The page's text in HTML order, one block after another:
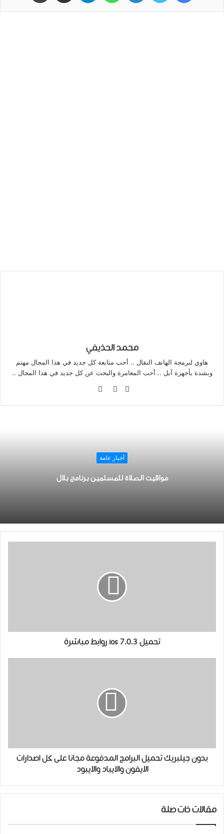
محمد الحذيفي
هاوي لبرمجة الهاتف النقال .. أحب متابعة كل جديد في هذا المجال مهتم
وبشدة بأجهزة آبل .. أحب المغامرة والبحث عن كل جديد في هذا المجال ..
موقع
فيسبوك
أخبار عامة
مواقيت الصلاة للمسلمين برنامج بلال
تحميل ios 7.0.3 روابط مباشرة
بدون جيلبريك تحميل البرامج المدفوعة مجانا على كل اصدارات
الايفون والايباد والايبود
مقالات ذات صلة